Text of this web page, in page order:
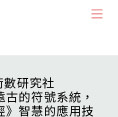
數研究社
古的符號系統，
》智慧的應用技